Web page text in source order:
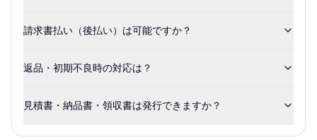
請求書払い（後払い）は可能ですか？
返品・初期不良時の対応は？
見積書・納品書・領収書は発行できますか？